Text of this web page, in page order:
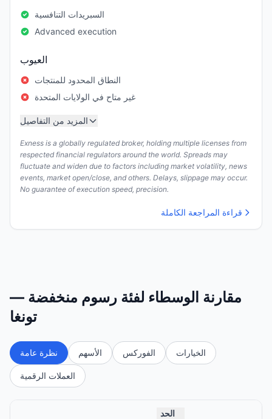
السبريدات التنافسية
Advanced execution
العيوب
النطاق المحدود للمنتجات
غير متاح في الولايات المتحدة
المزيد من التفاصيل
Exness is a globally regulated broker, holding multiple licenses from
respected financial regulators around the world. Spreads may
fluctuate and widen due to factors including market volatility, news
events, market open/close, and others. Delays, slippage may occur.
No guarantee of execution speed, precision.
قراءة المراجعة الكاملة
مقارنة الوسطاء لفئة رسوم منخفضة —
تونغا
نظرة عامة الأسهم الفوركس الخيارات
العملات الرقمية
الحد